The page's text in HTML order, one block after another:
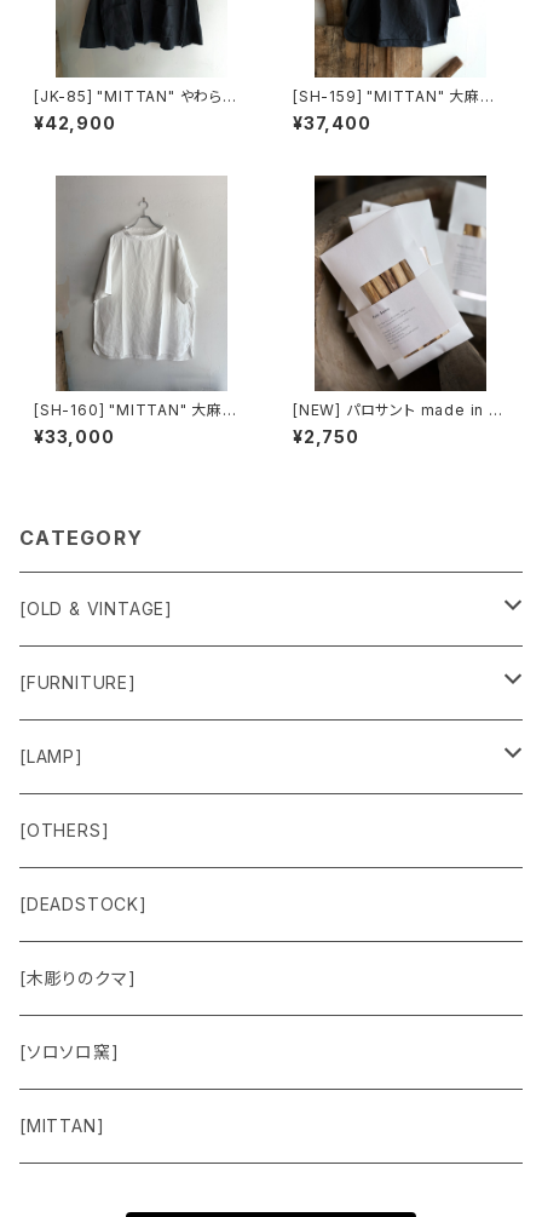
[JK-85] "MITTAN" やわらか
大麻JKT (墨×インディゴ)
¥42,900
[SH-159] "MITTAN" 大麻長
袖プルオーバー 高密度
¥37,400
[SH-160] "MITTAN" 大麻プ
ルオーバーシャツ
¥33,000
[NEW] パロサント made in Ec
uador
¥2,750
CATEGORY
[OLD & VINTAGE]
Sweat & Knit
Shirts
Outer
Jacket
Cut＆Sewn
Vest
Pants
[FURNITURE]
Chair
Box
Others
[LAMP]
Lamp
Lamp Parts
[OTHERS]
[DEADSTOCK]
[木彫りのクマ]
[ソロソロ窯]
[MITTAN]